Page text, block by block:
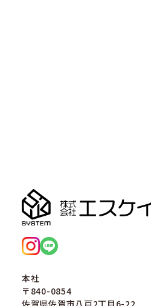
本社
〒840-0854